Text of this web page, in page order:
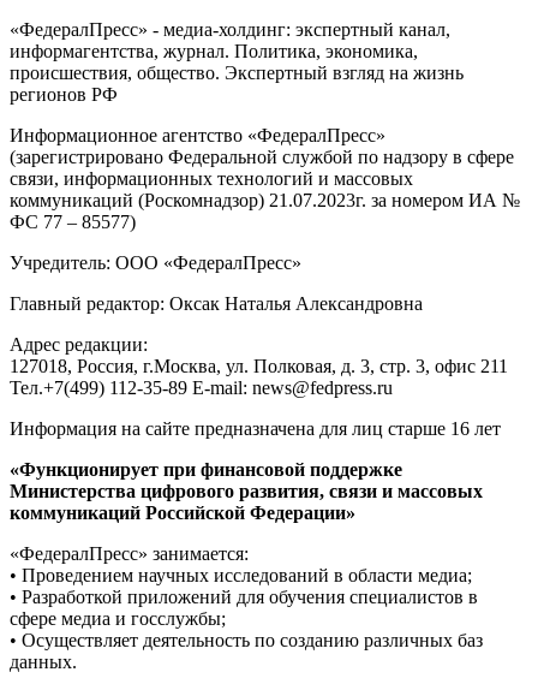
«ФедералПресс» - медиа-холдинг: экспертный канал,
информагентства, журнал. Политика, экономика,
происшествия, общество. Экспертный взгляд на жизнь
регионов РФ
Информационное агентство «ФедералПресс»
(зарегистрировано Федеральной службой по надзору в сфере
связи, информационных технологий и массовых
коммуникаций (Роскомнадзор) 21.07.2023г. за номером ИА №
ФС 77 – 85577)
Учредитель: ООО «ФедералПресс»
Главный редактор: Оксак Наталья Александровна
Адрес редакции:
127018, Россия, г.Москва, ул. Полковая, д. 3, стр. 3, офис 211
Тел.+7(499) 112-35-89 E-mail: news@fedpress.ru
Информация на сайте предназначена для лиц старше 16 лет
«Функционирует при финансовой поддержке
Министерства цифрового развития, связи и массовых
коммуникаций Российской Федерации»
«ФедералПресс» занимается:
• Проведением научных исследований в области медиа;
• Разработкой приложений для обучения специалистов в
сфере медиа и госслужбы;
• Осуществляет деятельность по созданию различных баз
данных.